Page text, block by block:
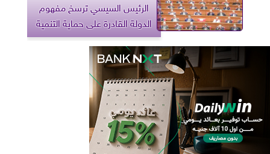
الرئيس السيسي ترسخ مفهوم
الدولة القادرة على حماية التنمية